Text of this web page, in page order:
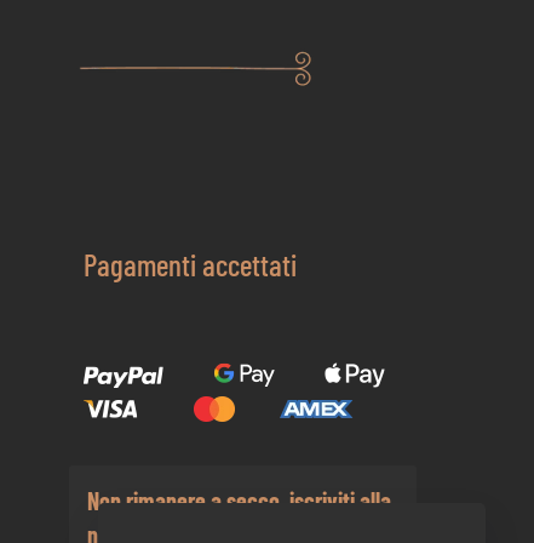
Pagamenti accettati
Non rimanere a secco, iscriviti alla
nostra newsletter